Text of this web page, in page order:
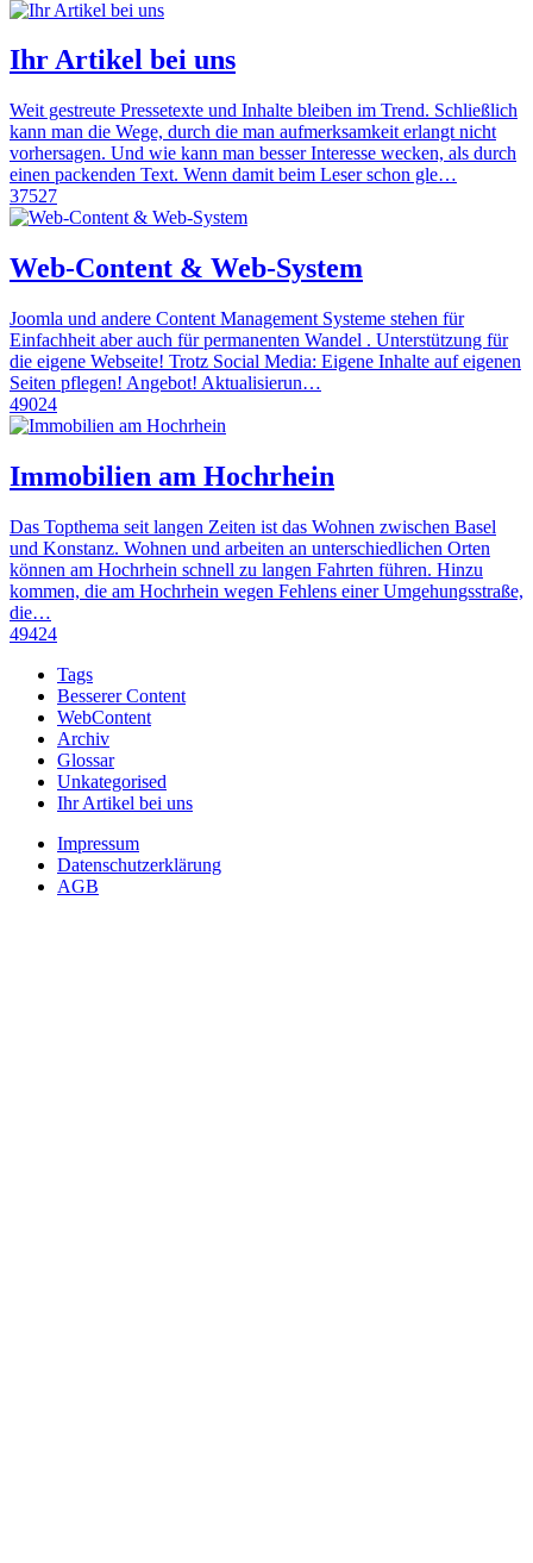
Ihr Artikel bei uns
Weit gestreute Pressetexte und Inhalte bleiben im Trend. Schließlich
kann man die Wege, durch die man aufmerksamkeit erlangt nicht
vorhersagen. Und wie kann man besser Interesse wecken, als durch
einen packenden Text. Wenn damit beim Leser schon gle…
37527
Web-Content & Web-System
Joomla und andere Content Management Systeme stehen für
Einfachheit aber auch für permanenten Wandel . Unterstützung für
die eigene Webseite! Trotz Social Media: Eigene Inhalte auf eigenen
Seiten pflegen! Angebot! Aktualisierun…
49024
Immobilien am Hochrhein
Das Topthema seit langen Zeiten ist das Wohnen zwischen Basel
und Konstanz. Wohnen und arbeiten an unterschiedlichen Orten
können am Hochrhein schnell zu langen Fahrten führen. Hinzu
kommen, die am Hochrhein wegen Fehlens einer Umgehungsstraße,
die…
49424
Tags
Besserer Content
WebContent
Archiv
Glossar
Unkategorised
Ihr Artikel bei uns
Impressum
Datenschutzerklärung
AGB